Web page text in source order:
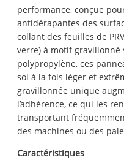
performance, conçue
antidérapantes des
collant des feuilles de
verre) à motif gravillonné
polypropylène, ces
sol à la fois léger et
gravillonnée unique
l’adhérence, ce qui les
transportant
des machines ou des
Caractéristiques